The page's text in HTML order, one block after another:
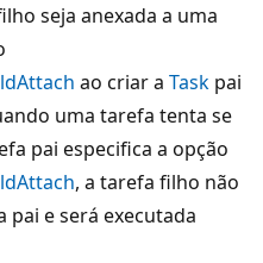
seja anexada a uma
ao criar a Task pai
uma tarefa tenta se
pai especifica a opção
, a tarefa filho não
pai e será executada